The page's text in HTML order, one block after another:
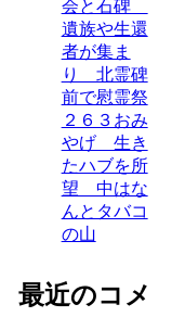
会と石碑
遺族や生還
者が集ま
り 北霊碑
前で慰霊祭
２６３おみ
やげ 生き
たハブを所
望 中はな
んとタバコ
の山
最近のコメ